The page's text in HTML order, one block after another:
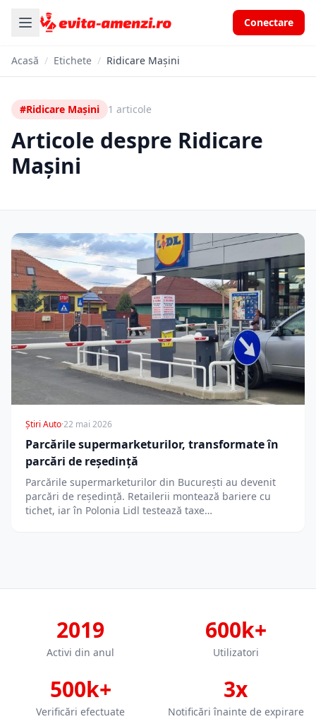
Conectare
Acasă / Etichete / Ridicare Mașini
#Ridicare Mașini 1 articole
Articole despre Ridicare
Mașini
Știri Auto·22 mai 2026
Parcările supermarketurilor, transformate în
parcări de reședință
Parcările supermarketurilor din București au devenit
parcări de reședință. Retailerii montează bariere cu
tichet, iar în Polonia Lidl testează taxe…
2019
Activi din anul
600k+
Utilizatori
500k+
Verificări efectuate
3x
Notificări înainte de expirare